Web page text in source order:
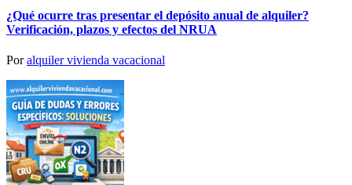
¿Qué ocurre tras presentar el depósito anual de alquiler?
Verificación, plazos y efectos del NRUA
Poralquiler vivienda vacacional